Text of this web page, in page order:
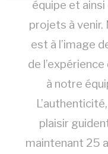
jour: 2023-11-09.
Que sont les
Les cookies
d'informations
par le site
l'expérience
cookies ou
vous souhaitez
équipe et
projets à
est à l’image
de
à notre
plaisir
maintenant 25
Courriel
*
S'INSCRIRE